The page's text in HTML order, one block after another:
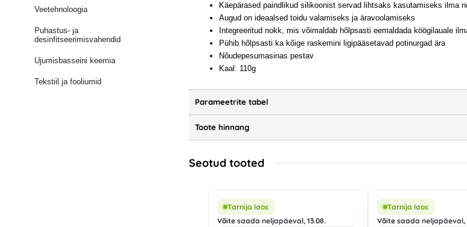
Veetehnoloogia
Puhastus- ja
desinfitseerimisvahendid
Ujumisbasseini keemia
Tekstiil ja fooliumid
Käepärased paindlikud silikoonist servad lihtsaks kasutamiseks ilma
Augud on ideaalsed toidu valamiseks ja äravoolamiseks
Integreeritud nokk, mis võimaldab hõlpsasti eemaldada köögilauale
Pühib hõlpsasti ka kõige raskemini ligipääsetavad potinurgad ära
Nõudepesumasinas pestav
Kaal: 110g
Parameetrite tabel
Toote hinnang
Seotud tooted
Tarnija laos
Võite saada neljapäeval, 13.08.
Tarnija laos
Võite saada neljapäeval,